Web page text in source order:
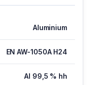
Aluminium
EN AW-1050A H24
Al 99,5 % hh